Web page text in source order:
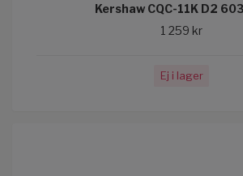
Kershaw CQC-11K D2
1 259 kr
Ej i lager